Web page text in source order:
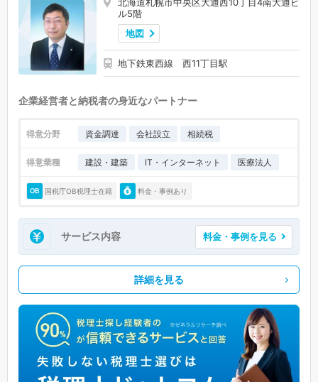
ル5階
地図
地下鉄東西線 西11丁目駅
企業経営者と納税者の身近なパートナー
得意分野 資金調達 会社設立 相続税
得意業種 建設・建築 IT・インターネット 医療法人
国税庁OB税理士在籍 料金・事例あり
サービス内容 料金・事例を見る
詳細を見る